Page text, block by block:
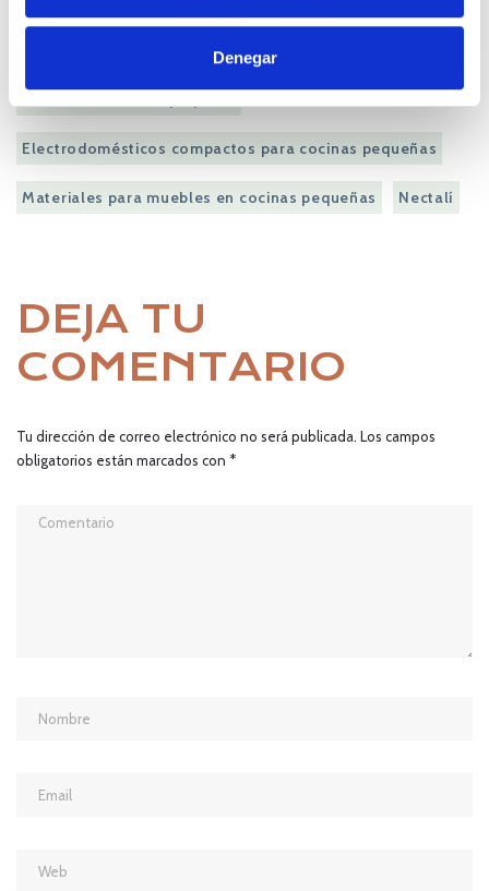
Denegar
Cuáles son los mejores trucos para cocinas pequeñas
Electrodomésticos compactos para cocinas pequeñas
Materiales para muebles en cocinas pequeñas Nectalí
DEJA TU
COMENTARIO
Tu dirección de correo electrónico no será publicada. Los campos
obligatorios están marcados con *